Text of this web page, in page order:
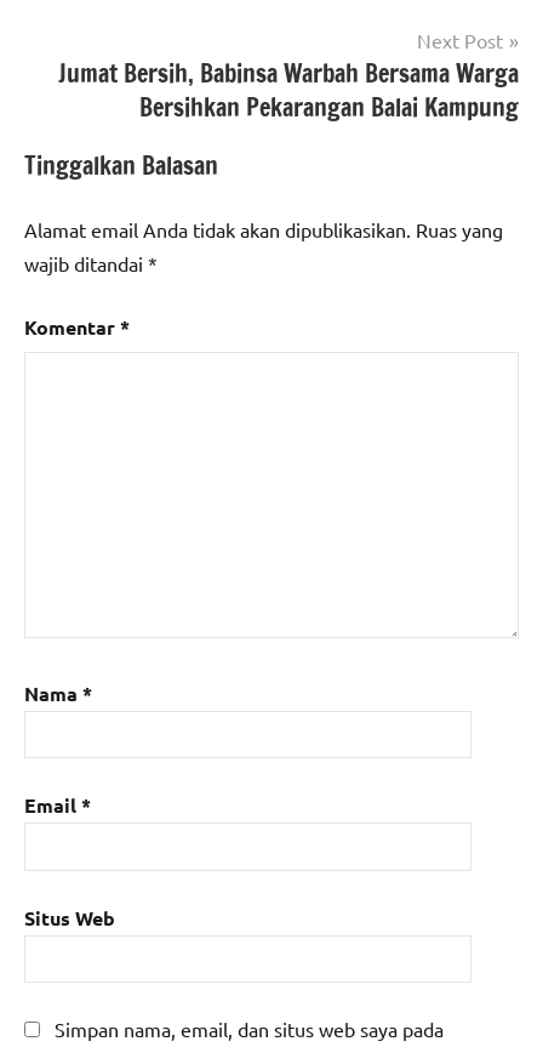
Next Post
Jumat Bersih, Babinsa Warbah Bersama Warga
Bersihkan Pekarangan Balai Kampung
Tinggalkan Balasan
Alamat email Anda tidak akan dipublikasikan. Ruas yang
wajib ditandai *
Komentar*
Nama *
Email*
Situs Web
Simpan nama, email, dan situs web saya pada